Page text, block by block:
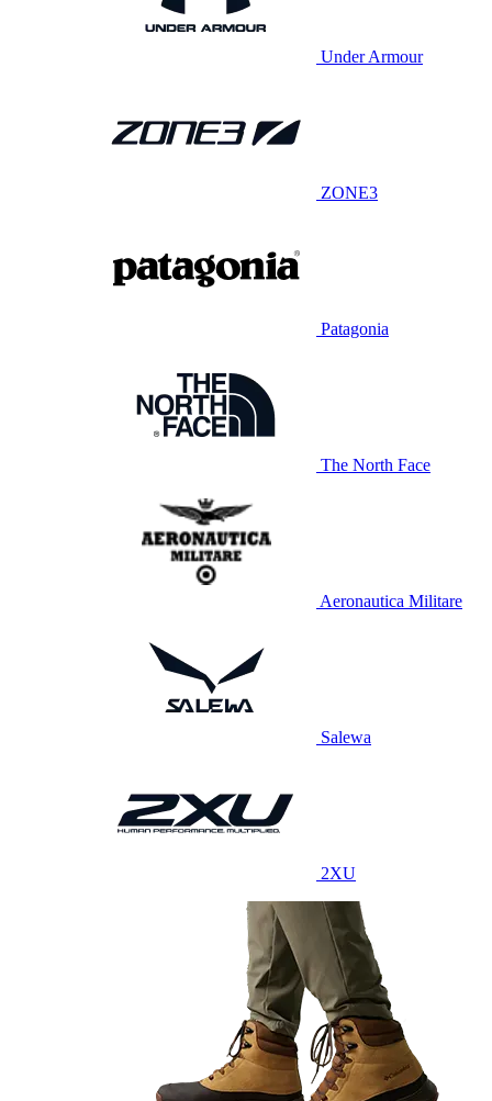
Under Armour
ZONE3
Patagonia
The North Face
Aeronautica Militare
Salewa
2XU